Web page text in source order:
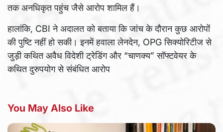
तक अनधिकृत पहुंच जैसे आरोप शामिल हैं।
हालांकि, CBI ने अदालत को बताया कि जांच के दौरान कुछ आरोपों
की पुष्टि नहीं हो सकी। इनमें हवाला लेनदेन, OPG सिक्योरिटीज से
जुड़ी कथित अवैध विदेशी ट्रेडिंग और “चाणक्य” सॉफ्टवेयर के
कथित दुरुपयोग से संबंधित आरोप
You May Also Like